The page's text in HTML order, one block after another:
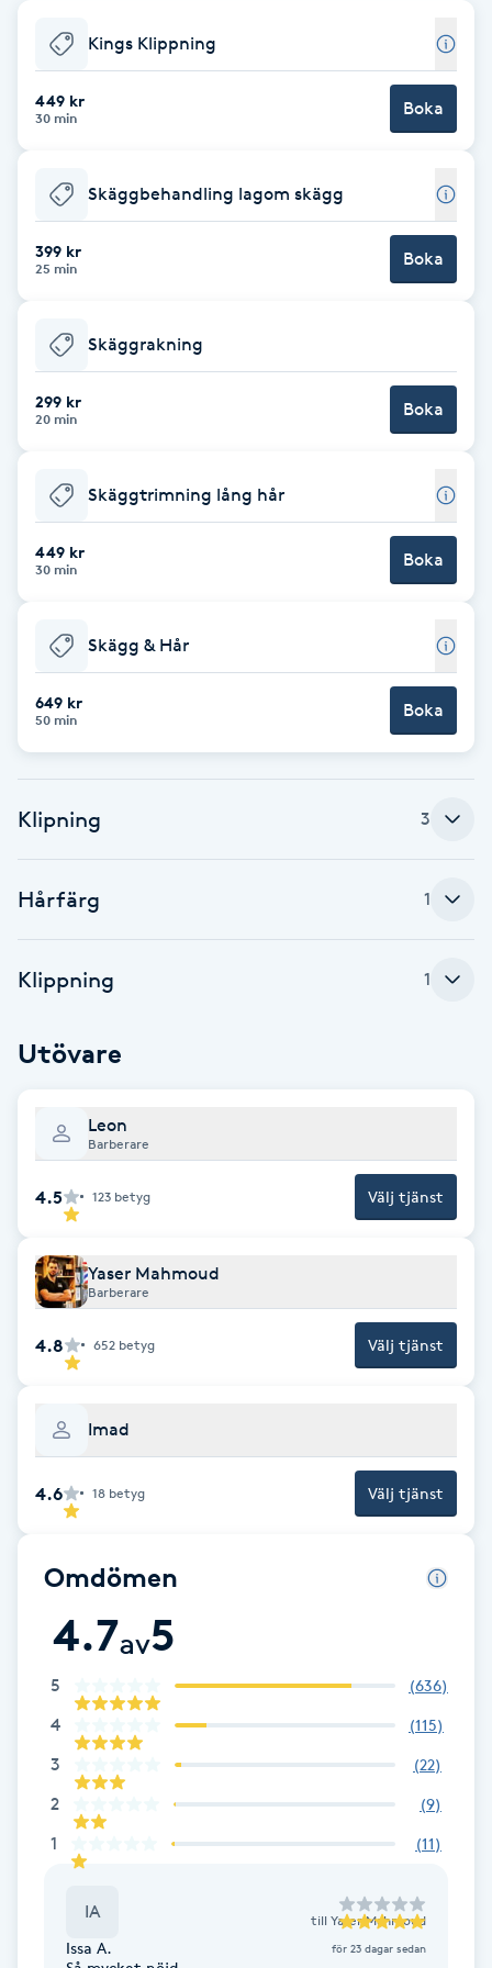
Babylights
Balayage
Barber
BIAB
Blowout
Brynfärgning
Brynplockning
Bröllopsuppsättning
C
Coachning
Cryoterapi
Dermapen
Diamantslipning
E
Enzympeeling
Extensions
Faceliftmassage
Fet hårbotten
Fettreducering
Fibromassage
Kings Klippning
449 kr
30 min Boka
Skäggbehandling lagom skägg
399 kr
25 min Boka
Skäggrakning
299 kr
20 min Boka
Skäggtrimning lång hår
449 kr
30 min Boka
Skägg & Hår
649 kr
50 min Boka
Klipning 3
Hårfärg 1
Klippning 1
Utövare
Leon
Barberare
4.5 123 betyg Välj tjänst
Yaser Mahmoud
Barberare
4.8 652 betyg Välj tjänst
Imad
4.6 18 betyg Välj tjänst
Omdömen
4.7av5
5 (636)
4 (115)
3 (22)
2 (9)
1 (11)
IA till Yaser Mahmoud
Issa A. för 23 dagar sedan